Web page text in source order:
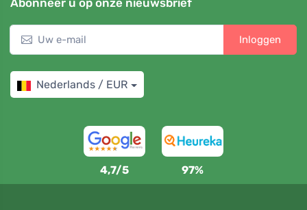
Abonneer u op onze nieuwsbrief
Inloggen
Nederlands / EUR
4,7/5 97%